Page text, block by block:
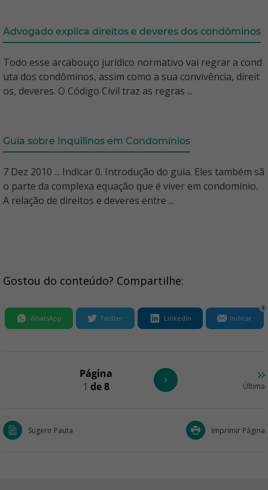
Advogado explica direitos e deveres dos condôminos
Todo esse arcabouço jurídico normativo vai regrar a cond
uta dos condôminos, assim como a sua convivência, direit
os, deveres. O Código Civil traz as regras ...
Guia sobre Inquilinos em Condomínios
7 Dez 2010 ... Indicar 0. Introdução do guia. Eles também sã
o parte da complexa equação que é viver em condomínio.
A relação de direitos e deveres entre ...
Gostou do conteúdo? Compartilhe:
WhatsApp Twitter LinkedIn Indicar
4
Página
1 de 8 Última
Sugerir Pauta Imprimir Página